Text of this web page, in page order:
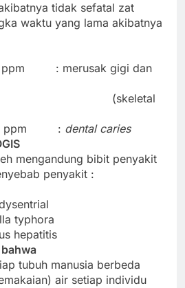
tidak sefatal zat
waktu yang lama akibatnya
: merusak gigi dan
(skeletal
ppm
: dental caries
mengandung bibit penyakit
penyakit :
typhora
hepatitis
tubuh manusia berbeda
air setiap individu